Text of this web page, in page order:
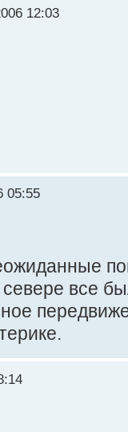
12:03
05:55
все